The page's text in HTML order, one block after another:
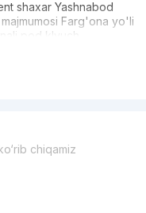
shaxar Yashnabod
Farg'ona yo'li
pod klyuch
chiqamiz